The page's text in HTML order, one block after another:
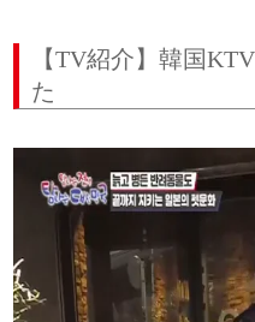
【TV紹介】韓国
た